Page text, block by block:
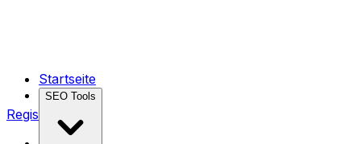
Startseite
SEO Tools
Registrieren